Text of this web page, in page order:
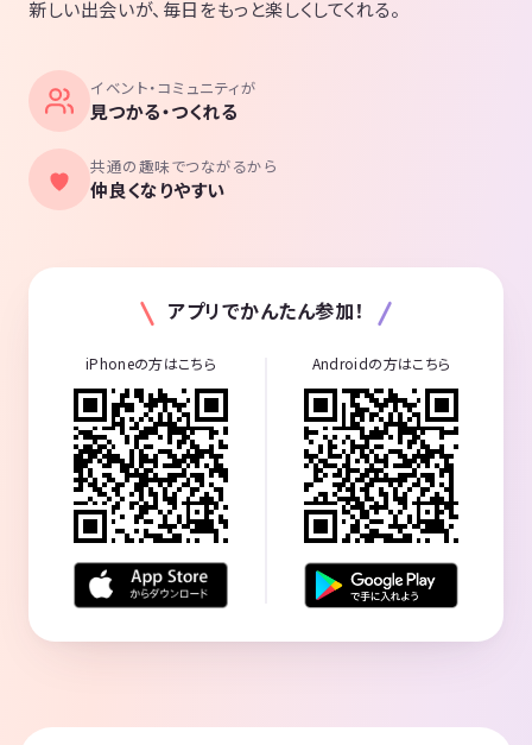
新しい出会いが、毎日をもっと楽しくしてくれる。
イベント・コミュニティが
見つかる・つくれる
共通の趣味でつながるから
仲良くなりやすい
アプリでかんたん参加！
iPhoneの方はこちら Androidの方はこちら